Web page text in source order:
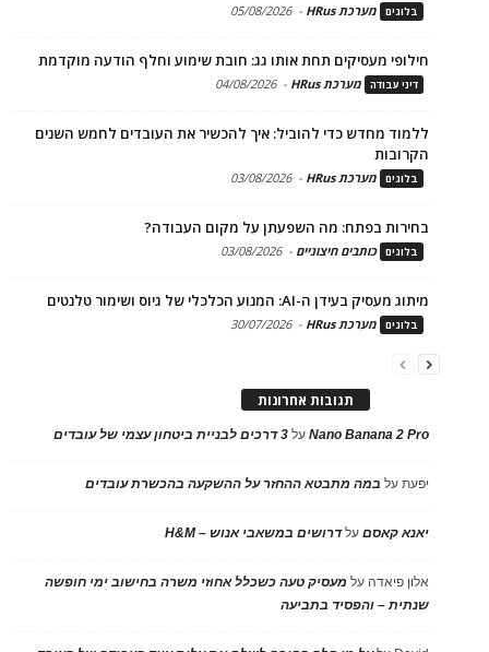
בלוגים מערכת HRus -
05/08/2026
חילופי מעסיקים תחת אותו גג: חובת שימוע וחלף הודעה מוקדמת
דיני עבודה מערכת HRus -
04/08/2026
ללמוד מחדש כדי להוביל: איך להכשיר את העובדים לחמש השנים
הקרובות
בלוגים מערכת HRus -
03/08/2026
בחירות בפתח: מה השפעתן על מקום העבודה?
בלוגים כותבים חיצוניים -
03/08/2026
מיתוג מעסיק בעידן ה-AI: המנוע הכלכלי של גיוס ושימור טלנטים
בלוגים מערכת HRus -
30/07/2026
תגובות אחרונות
Nano Banana 2 Proעל 3 דרכים לבניית ביטחון עצמי של עובדים
יפעתעל במה מתבטא ההחזר על ההשקעה בהכשרת עובדים
יאנא קאסםעלדרושים במשאבי אנוש – H&M
אלון פיאדה על מעסיק טעה כשכלל אחוזי משרה בחישוב ימי חופשה
שנתית – והפסיד בתביעה